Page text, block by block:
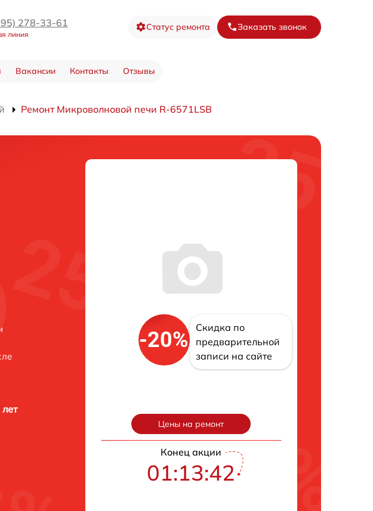
278-33-61
линия
Статус ремонта Заказать звонок
Вакансии Контакты Отзывы
Ремонт Микроволновой печи R-6571LSB
-20%
Скидка по
предварительной
записи на сайте
Цены на ремонт
Конец акции
01:13:41